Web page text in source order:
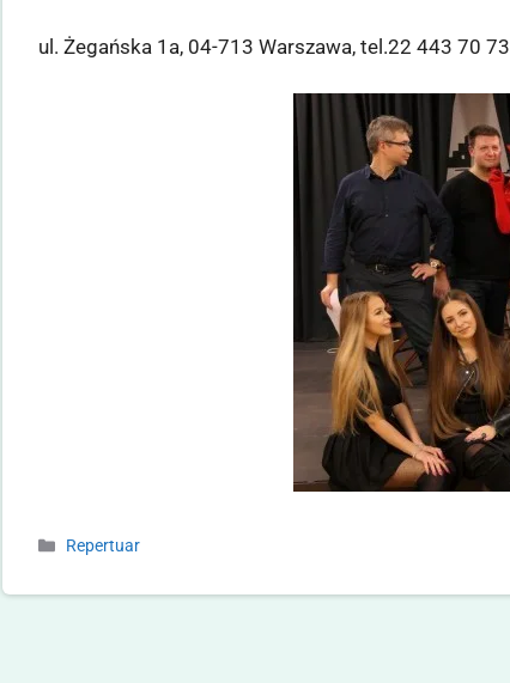
ul. Żegańska 1a, 04-713 Warszawa, tel.22 443 70 73
Repertuar